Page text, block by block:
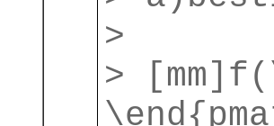
>
>